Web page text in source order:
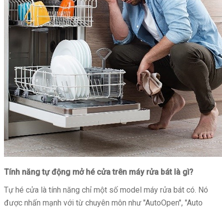
Tính năng tự động mở hé cửa trên máy rửa bát là gì?
Tự hé cửa là tính năng chỉ một số model máy rửa bát có. Nó
được nhấn mạnh với từ chuyên môn như "AutoOpen", "Auto